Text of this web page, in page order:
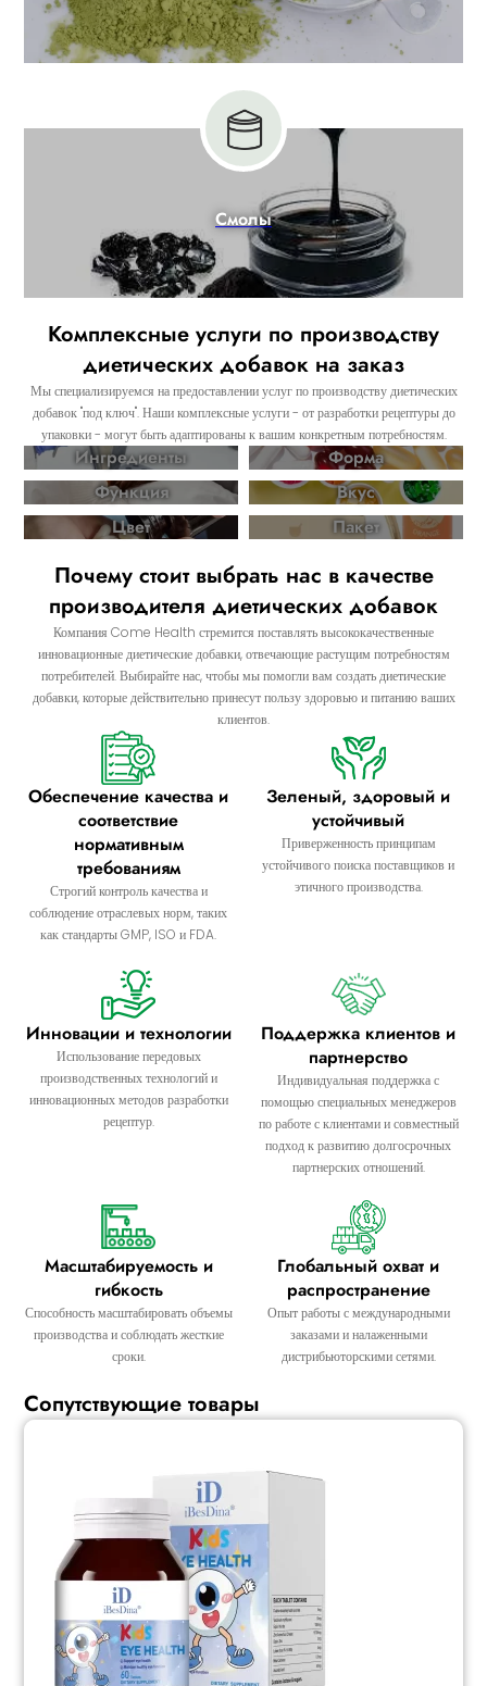
Смолы
Комплексные услуги по производству
диетических добавок на заказ
Мы специализируемся на предоставлении услуг по производству диетических
добавок "под ключ". Наши комплексные услуги - от разработки рецептуры до
упаковки - могут быть адаптированы к вашим конкретным потребностям.
Ингредиенты
Форма
Функция
Вкус
Цвет
Пакет
Почему стоит выбрать нас в качестве
производителя диетических добавок
Компания Come Health стремится поставлять высококачественные
инновационные диетические добавки, отвечающие растущим потребностям
потребителей. Выбирайте нас, чтобы мы помогли вам создать диетические
добавки, которые действительно принесут пользу здоровью и питанию ваших
клиентов.
Обеспечение качества и
соответствие
нормативным
требованиям
Строгий контроль качества и
соблюдение отраслевых норм, таких
как стандарты GMP, ISO и FDA.
Зеленый, здоровый и
устойчивый
Приверженность принципам
устойчивого поиска поставщиков и
этичного производства.
Инновации и технологии
Использование передовых
производственных технологий и
инновационных методов разработки
рецептур.
Поддержка клиентов и
партнерство
Индивидуальная поддержка с
помощью специальных менеджеров
по работе с клиентами и совместный
подход к развитию долгосрочных
партнерских отношений.
Масштабируемость и
гибкость
Способность масштабировать объемы
производства и соблюдать жесткие
сроки.
Глобальный охват и
распространение
Опыт работы с международными
заказами и налаженными
дистрибьюторскими сетями.
Сопутствующие товары